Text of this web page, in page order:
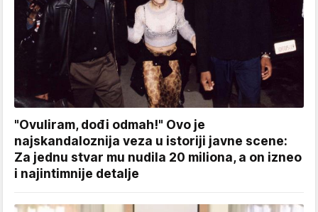
"Ovuliram, dođi odmah!" Ovo je
najskandaloznija veza u istoriji javne scene:
Za jednu stvar mu nudila 20 miliona, a on izneo
i najintimnije detalje